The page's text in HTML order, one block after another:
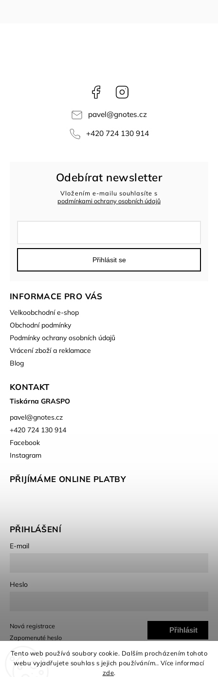
Tento web používá soubory cookie. Dalším procházením tohoto
webu vyjadřujete souhlas s jejich používáním.. Více informací
zde.
Facebook
pavel@gnotes.cz
+420 724 130 914
INFORMACE PRO VÁS
Velkoobchodní e-shop
Obchodní podmínky
Podmínky ochrany osobních údajů
Vrácení zboží a reklamace
Blog
KONTAKT
Tiskárna GRASPO
pavel@gnotes.cz
+420 724 130 914
Facebook
Instagram
PŘIJÍMÁME ONLINE PLATBY
PŘIHLÁŠENÍ
E-mail
Heslo
Přihlásit
Nová registrace
Zapomenuté heslo
Odebírat newsletter
Vložením e-mailu souhlasíte s
podmínkami ochrany osobních údajů
Přihlásit se